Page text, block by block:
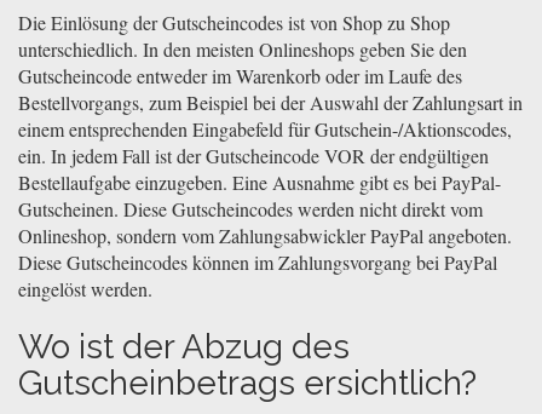
Die Einlösung der Gutscheincodes ist von Shop zu Shop
unterschiedlich. In den meisten Onlineshops geben Sie den
Gutscheincode entweder im Warenkorb oder im Laufe des
Bestellvorgangs, zum Beispiel bei der Auswahl der Zahlungsart in
einem entsprechenden Eingabefeld für Gutschein-/Aktionscodes,
ein. In jedem Fall ist der Gutscheincode VOR der endgültigen
Bestellaufgabe einzugeben. Eine Ausnahme gibt es bei PayPal-
Gutscheinen. Diese Gutscheincodes werden nicht direkt vom
Onlineshop, sondern vom Zahlungsabwickler PayPal angeboten.
Diese Gutscheincodes können im Zahlungsvorgang bei PayPal
eingelöst werden.
Wo ist der Abzug des
Gutscheinbetrags ersichtlich?